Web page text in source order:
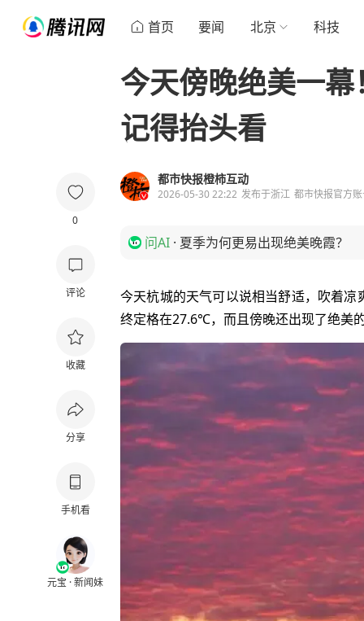
首页 要闻 北京 科技
0
评论
收藏
分享
手机看
元宝 · 新闻妹
今天傍晚绝美一
记得抬头看
都市快报橙柿互动
2026-05-30 22:22 发布于浙江 都市快报官方
问AI · 夏季为何更易出现绝美晚霞？
今天杭城的天气可以说相当舒适，吹着
终定格在27.6℃，而且傍晚还出现了绝美